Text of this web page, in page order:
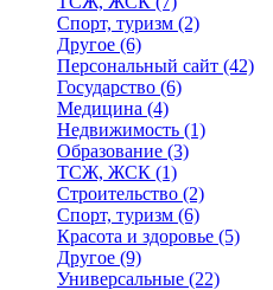
Спорт, туризм (2)
Другое (6)
Персональный сайт (42)
Государство (6)
Медицина (4)
Недвижимость (1)
Образование (3)
ТСЖ, ЖСК (1)
Строительство (2)
Спорт, туризм (6)
Красота и здоровье (5)
Другое (9)
Универсальные (22)